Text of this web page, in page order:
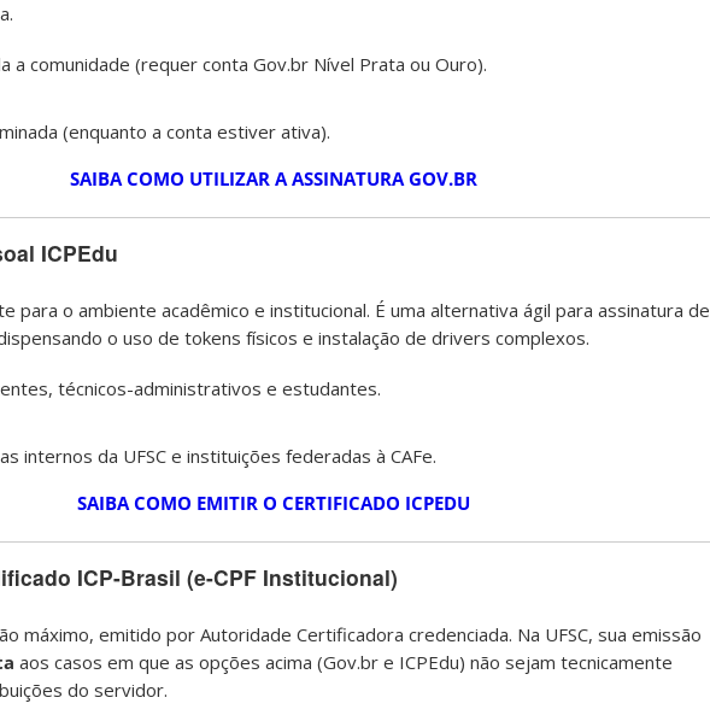
a comunidade (requer conta Gov.br Nível Prata ou Ouro).
(enquanto a conta estiver ativa).
SAIBA COMO UTILIZAR A ASSINATURA GOV.BR
ICPEdu
para o ambiente acadêmico e institucional. É uma alternativa ágil para assinatura de
o uso de tokens físicos e instalação de drivers complexos.
técnicos-administrativos e estudantes.
internos da UFSC e instituições federadas à CAFe.
SAIBA COMO EMITIR O CERTIFICADO ICPEDU
ICP-Brasil (e-CPF Institucional)
máximo, emitido por Autoridade Certificadora credenciada. Na UFSC, sua emissão
aos casos em que as opções acima (Gov.br e ICPEdu) não sejam tecnicamente
do servidor.